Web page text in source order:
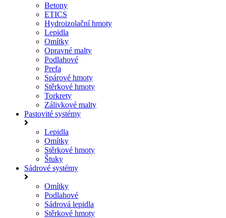
Betony
ETICS
Hydroizolační hmoty
Lepidla
Omítky
Opravné malty
Podlahové
Prefa
Spárové hmoty
Stěrkové hmoty
Torkrety
Zálivkové malty
Pastovité systémy
Lepidla
Omítky
Stěrkové hmoty
Štuky
Sádrové systémy
Omítky
Podlahové
Sádrová lepidla
Stěrkové hmoty